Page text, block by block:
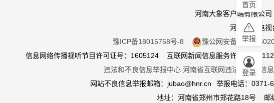
河南大象客户端有限公司
河南广播电视
豫ICP备18015758号-8
豫公网安备
信息网络传播视听节目许可证号：1605124 互联网新闻信息服务许可证：
违法和不良信息举报中心 河南省互联网违法和不良信
网站不良信息举报邮箱：jubao@hnr.cn
举报电话：0371-
地址：河南省郑州市郑花路18号 邮
首页
举报
登录